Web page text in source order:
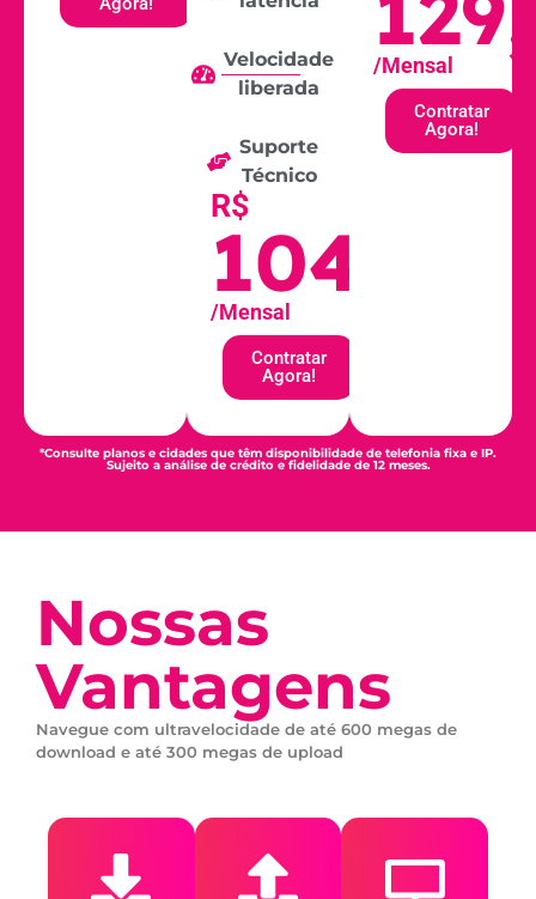
Velocidade
liberada
Suporte
Técnico
R$
104,90
/Mensal
Contratar
Agora!
/Mensal
Contratar
Agora!
*Consulte planos e cidades que têm disponibilidade de telefonia fixa e IP.
Sujeito a análise de crédito e fidelidade de 12 meses.
Nossas
Vantagens
Navegue com ultravelocidade de até 600 megas de
download e até 300 megas de upload